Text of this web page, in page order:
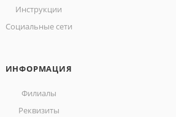
Инструкции
Социальные сети
ИНФОРМАЦИЯ
Филиалы
Реквизиты